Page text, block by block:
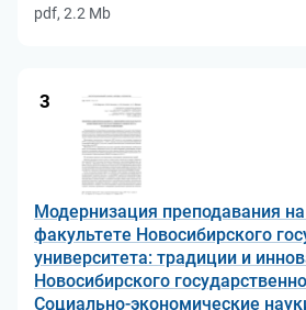
pdf, 2.2 Mb
3
Модернизация преподавания
факультете Новосибирского
университета: традиции и
Новосибирского
Социально-экономические